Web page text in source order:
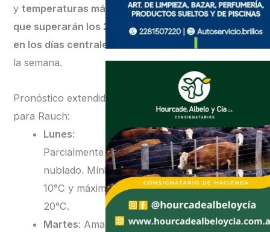
ytemperaturas máximas
que superarán los 22°C
en los días centrales
la semana.
Pronóstico extendido
para Rauch:
Lunes:
Parcialmente
nublado. Mínima de
10°C y máxima de
20°C.
Martes: Amanecer